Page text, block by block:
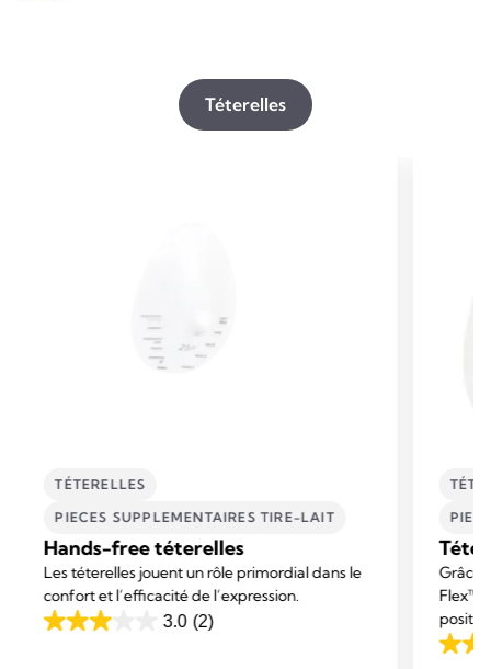
Téterelles
TÉTERELLES
PIECES SUPPLEMENTAIRES TIRE-LAIT
Hands-free téterelles
Les téterelles jouent un rôle primordial dans le
confort et l’efficacité de l’expression.
3.0 (2)
3.0
Grâce
Flex™,
vous
4.2